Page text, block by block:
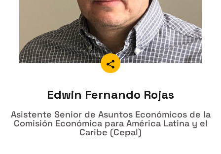
Edwin Fernando Rojas
Asistente Senior de Asuntos Económicos de la
Comisión Económica para América Latina y el
Caribe (Cepal)